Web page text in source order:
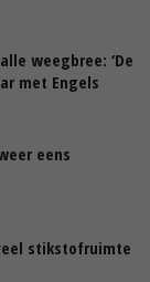
weegbree: ‘De
met Engels
eens
stikstofruimte